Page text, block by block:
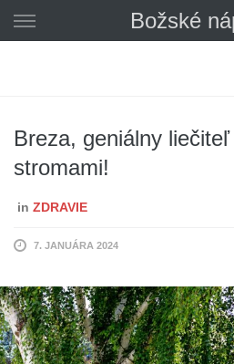
Božské
to
Breza, geniálny
stromami!
in ZDRAVIE
7. JANUÁRA 2024